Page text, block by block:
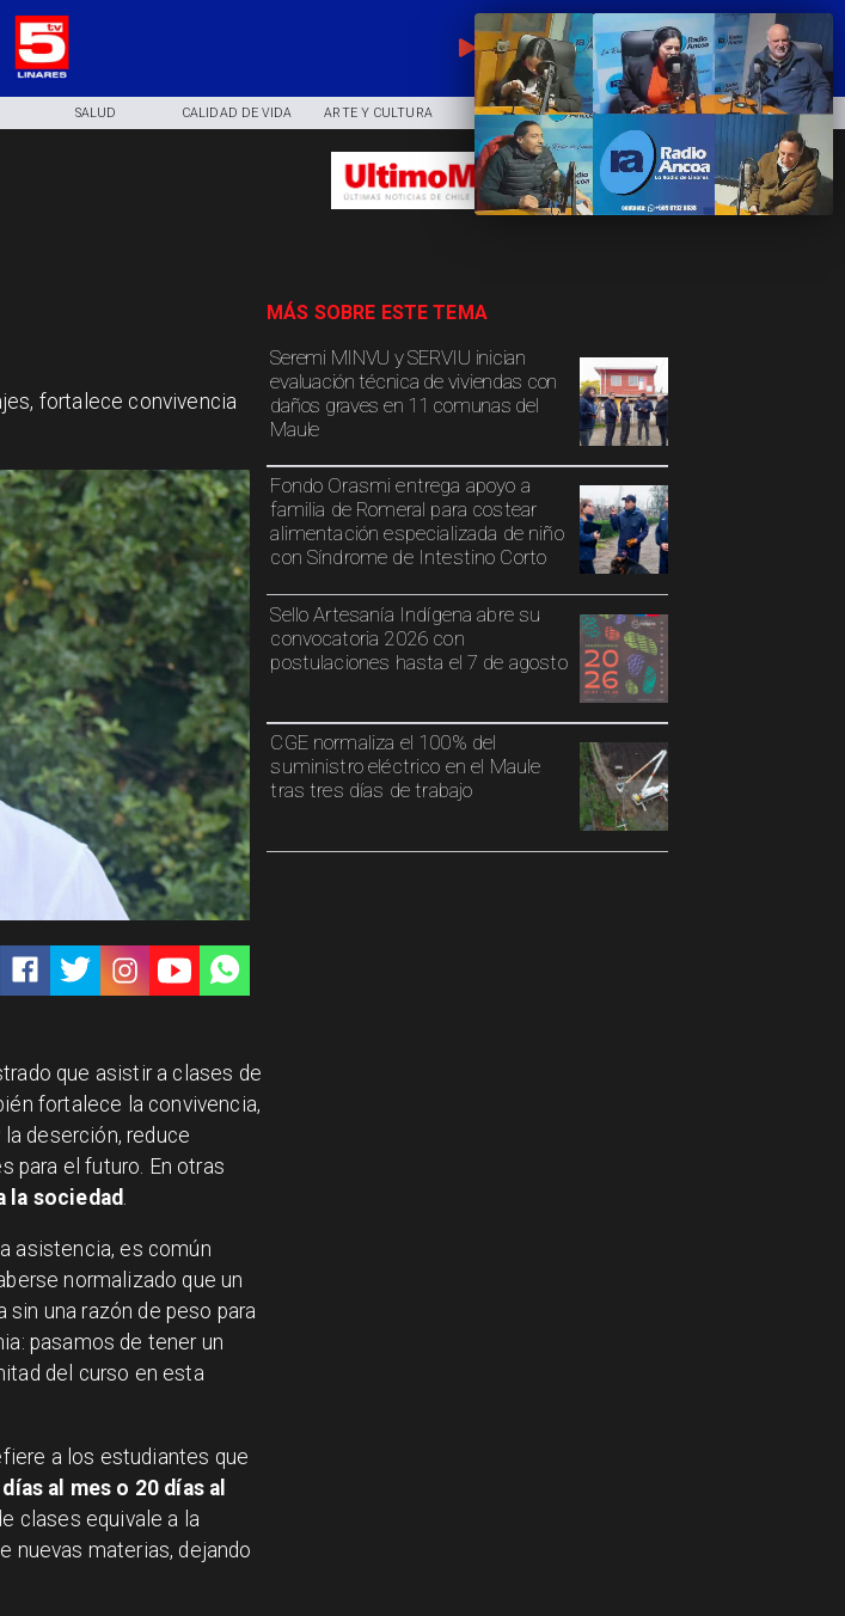
EN VIVO
SALUD CALIDAD DE VIDA ARTE Y CULTURA COMUNIDAD DEPORTES
Seremi MINVU y SERVIU inician
evaluación técnica de viviendas con
daños graves en 11 comunas del
Maule
Fondo Orasmi entrega apoyo a
familia de Romeral para costear
alimentación especializada de niño
con Síndrome de Intestino Corto
Sello Artesanía Indígena abre su
convocatoria 2026 con
postulaciones hasta el 7 de agosto
CGE normaliza el 100% del
suministro eléctrico en el Maule
tras tres días de trabajo
MÁS SOBRE ESTE TEMA
fortalece convivencia
que asistir a clases de
fortalece la convivencia,
deserción, reduce
para el futuro. En otras
la sociedad
asistencia, es común
normalizado que un
una razón de peso para
pasamos de tener un
del curso en esta
a los estudiantes que
al mes o 20 días al
clases equivale a la
nuevas materias, dejando